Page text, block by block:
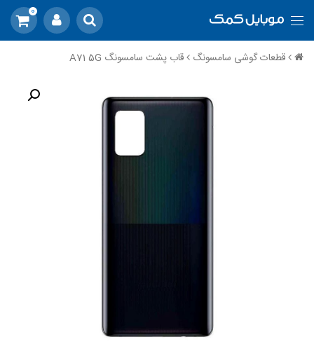
0
قطعات گوشی سامسونگ قاب پشت سامسونگ A71 5G